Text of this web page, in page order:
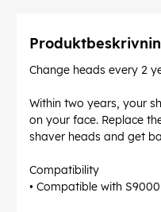
Change heads every 2
Within two years, your
on your face. Replace
shaver heads and get
Compatibility
• Compatible with